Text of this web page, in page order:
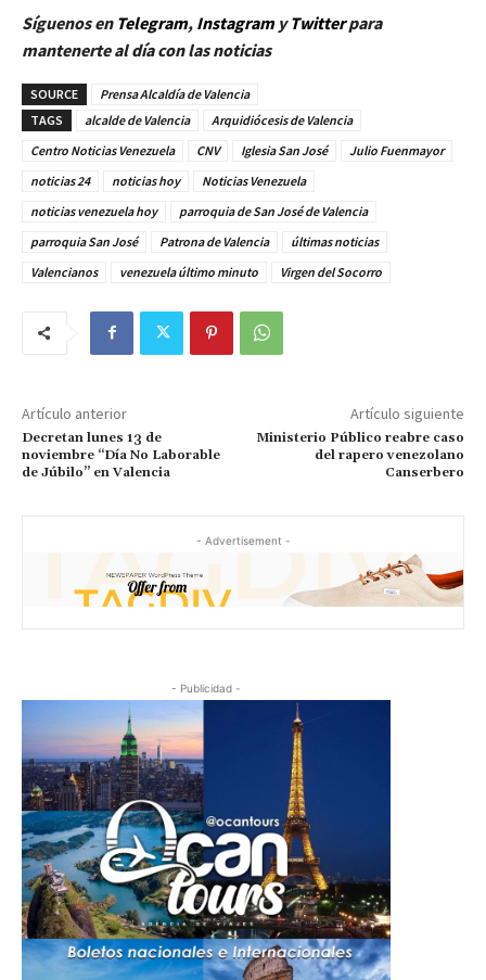
Síguenos en Telegram, InstagramyTwitterpara
mantenerte al día con las noticias
SOURCE
Prensa Alcaldía de Valencia
TAGS
alcalde de Valencia
Arquidiócesis de Valencia
Centro Noticias Venezuela
CNV Iglesia San José
Julio Fuenmayor
noticias 24
noticias hoy
Noticias Venezuela
noticias venezuela hoy
parroquia de San José de Valencia
parroquia San José
Patrona de Valencia
últimas noticias
Valencianos
venezuela último minuto Virgen del Socorro
Artículo anterior
Decretan lunes 13 de
noviembre “Día No Laborable
de Júbilo” en Valencia
Artículo siguiente
Ministerio Público reabre caso
del rapero venezolano
Canserbero
- Advertisement -
- Publicidad -